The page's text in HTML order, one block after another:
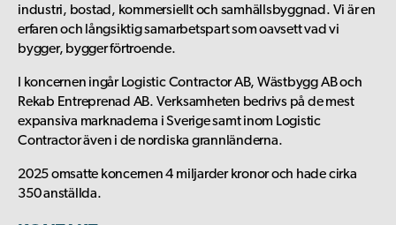
industri, bostad, kommersiellt och samhällsbyggnad. Vi är en
erfaren och långsiktig samarbetspart som oavsett vad vi
bygger, bygger förtroende.
I koncernen ingår Logistic Contractor AB, Wästbygg AB och
Rekab Entreprenad AB. Verksamheten bedrivs på de mest
expansiva marknaderna i Sverige samt inom Logistic
Contractor även i de nordiska grannländerna.
2025 omsatte koncernen 4 miljarder kronor och hade cirka
350 anställda.